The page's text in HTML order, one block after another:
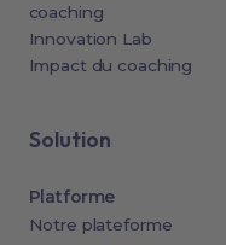
coaching
Innovation Lab
Impact du coaching
Solution
Platforme
Notre plateforme